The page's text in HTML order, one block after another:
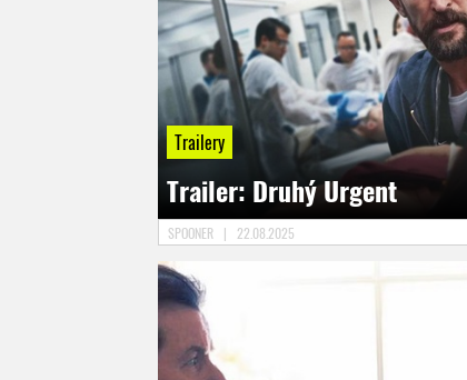
Trailery
Trailer: Druhý Urgent
SPOONER | 22.08.2025